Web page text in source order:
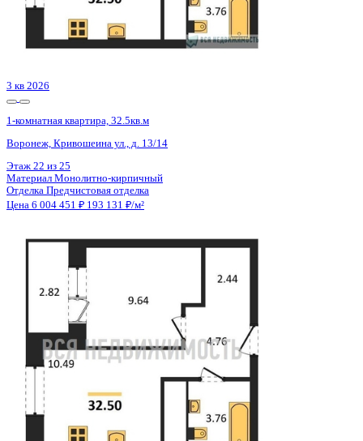
1-комнатная квартира, 41.55кв.м
Воронеж, Матросова ул., д. 64а
Материал
Отделка
Цена 6 005 221 ₽
150 243 ₽/м²